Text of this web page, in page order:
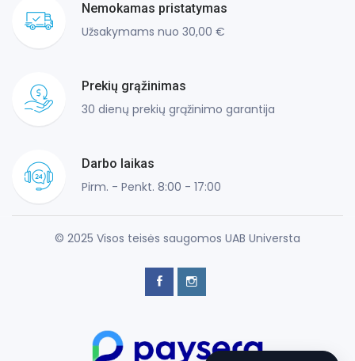
Nemokamas pristatymas
Užsakymams nuo 30,00 €
Prekių grąžinimas
30 dienų prekių grąžinimo garantija
Darbo laikas
Pirm. - Penkt. 8:00 - 17:00
© 2025 Visos teisės saugomos UAB Universta